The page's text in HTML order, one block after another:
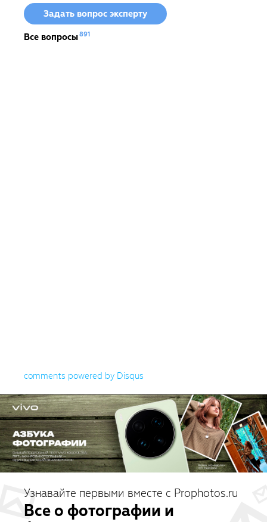
Задать вопрос эксперту
Все вопросы891
comments powered by Disqus
Узнавайте первыми вместе с Prophotos.ru
Все о фотографии и